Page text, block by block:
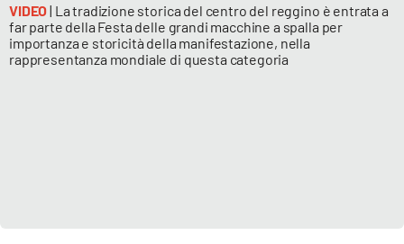
VIDEO| La tradizione storica del centro del reggino è entrata a
far parte della Festa delle grandi macchine a spalla per
importanza e storicità della manifestazione, nella
rappresentanza mondiale di questa categoria